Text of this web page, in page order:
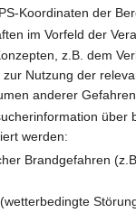
Koordinaten der
im Vorfeld der
z.B. dem
Nutzung der
anderer
werden:
Brandgefahren